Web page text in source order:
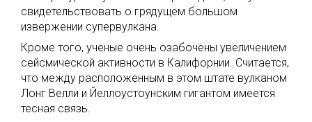
свидетельствовать о грядущем большом
извержении супервулкана.
Кроме того, ученые очень озабочены увеличением
сейсмической активности в Калифорнии. Считается,
что между расположенным в этом штате вулканом
Лонг Велли и Йеллоустоунским гигантом имеется
тесная связь.